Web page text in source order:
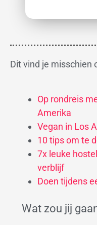
Dit vind je misschien
Op rondreis
Amerika
Vegan in Los
10 tips om te
7x leuke
verblijf
Doen tijdens
Wat zou jij